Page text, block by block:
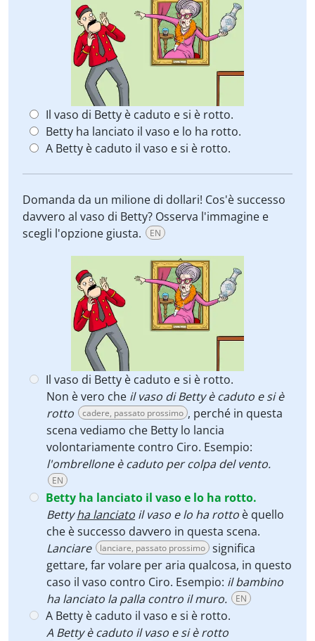
Il vaso di Betty è caduto e si è rotto.
Betty ha lanciato il vaso e lo ha rotto.
A Betty è caduto il vaso e si è rotto.
Domanda da un milione di dollari! Cos'è successo
davvero al vaso di Betty? Osserva l'immagine e
scegli l'opzione giusta.
EN
Il vaso di Betty è caduto e si è rotto.
Non è vero che il vaso di Betty è caduto e si è
rotto
cadere, passato prossimo , perché in questa
scena vediamo che Betty lo lancia
volontariamente contro Ciro. Esempio:
l'ombrellone è caduto per colpa del vento.
EN
Betty ha lanciato il vaso e lo ha rotto.
Bettyha lanciato il vaso e lo ha rotto è quello
che è successo davvero in questa scena.
Lanciare
lanciare, passato prossimo significa
gettare, far volare per aria qualcosa, in questo
caso il vaso contro Ciro. Esempio: il bambino
ha lanciato la palla contro il muro.
EN
A Betty è caduto il vaso e si è rotto.
A Betty è caduto il vaso e si è rotto